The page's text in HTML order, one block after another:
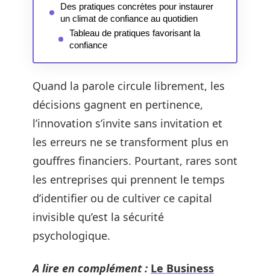
Des pratiques concrètes pour instaurer
un climat de confiance au quotidien
Tableau de pratiques favorisant la
confiance
Quand la parole circule librement, les
décisions gagnent en pertinence,
l’innovation s’invite sans invitation et
les erreurs ne se transforment plus en
gouffres financiers. Pourtant, rares sont
les entreprises qui prennent le temps
d’identifier ou de cultiver ce capital
invisible qu’est la sécurité
psychologique.
A lire en complément : Le Business